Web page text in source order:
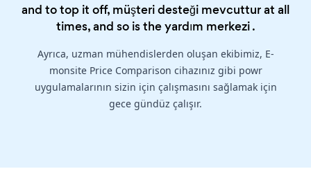
and to top it off, müşteri desteği mevcuttur at all
times, and so is theyardım merkezi.
Ayrıca, uzman mühendislerden oluşan ekibimiz, E-
monsite Price Comparison cihazınız gibi powr
uygulamalarının sizin için çalışmasını sağlamak için
gece gündüz çalışır.